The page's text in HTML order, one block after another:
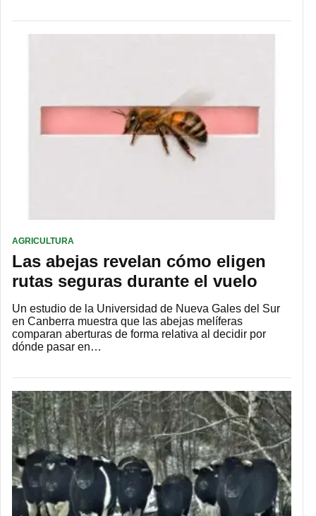
AGRICULTURA
Las abejas revelan cómo eligen
rutas seguras durante el vuelo
Un estudio de la Universidad de Nueva Gales del Sur
en Canberra muestra que las abejas melíferas
comparan aberturas de forma relativa al decidir por
dónde pasar en…